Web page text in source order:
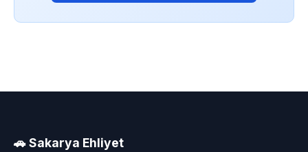
🚗 Sakarya Ehliyet